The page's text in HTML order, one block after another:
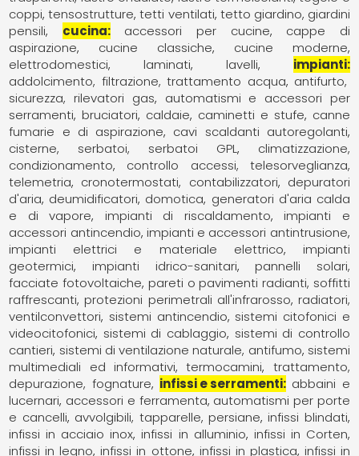
coppi tensostrutture tetti ventilati tetto giardino, giardini
pensili
cucina accessori per cucine
cappe di
aspirazione
cucine classiche
cucine moderne
elettrodomestici
laminati lavelli
impianti
addolcimento, filtrazione, trattamento acqua antifurto,
sicurezza, rilevatori gas
automatismi e accessori per
serramenti bruciatori caldaie caminetti e stufe canne
fumarie e di aspirazione
cavi scaldanti autoregolanti
cisterne, serbatoi, serbatoi GPL
climatizzazione,
condizionamento
controllo accessi, telesorveglianza,
telemetria
cronotermostati, contabilizzatori
depuratori
d'aria deumidificatori domotica generatori d'aria calda
e di vapore
impianti di riscaldamento
impianti e
accessori antincendio impianti e accessori antintrusione
impianti elettrici e materiale elettrico
impianti
geotermici
impianti idrico-sanitari
pannelli solari,
facciate fotovoltaiche pareti o pavimenti radianti, soffitti
raffrescanti protezioni perimetrali all'infrarosso radiatori,
ventilconvettori sistemi antincendio sistemi citofonici e
videocitofonici sistemi di cablaggio sistemi di controllo
cantieri sistemi di ventilazione naturale, antifumo sistemi
multimediali ed informativi
termocamini
trattamento,
depurazione, fognature infissi e serramenti abbaini e
lucernari accessori e ferramenta automatismi per porte
e cancelli avvolgibili, tapparelle, persiane infissi blindati
infissi in acciaio inox infissi in alluminio infissi in Corten
infissi in legno infissi in ottone infissi in plastica infissi in